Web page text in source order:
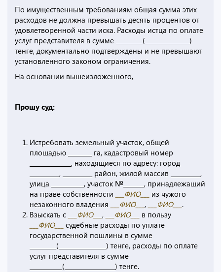
По имущественным требованиям общая сумма этих
расходов не должна превышать десять процентов от
удовлетворенной части иска. Расходы истца по оплате
услуг представителя в сумме _________(_______________)
тенге, документально подтверждены и не превышают
установленного законом ограничения.
На основании вышеизложенного,
Прошу суд:
Истребовать земельный участок, общей
площадью ________ га, кадастровый номер
______________, находящиеся по адресу: город
__________, __________ район, жилой массив __________,
улица ___________, участок №_______, принадлежащий
на праве собственности
___ФИО___
из чужого
незаконного владения
___ФИО___ , ___ФИО___ .
Взыскать с
___ФИО___ , ___ФИО___ в пользу
___ФИО___ судебные расходы по уплате
государственной пошлины в сумме
_________(________________) тенге, расходы по оплате
услуг представителя в сумме
___________(_________________) тенге.